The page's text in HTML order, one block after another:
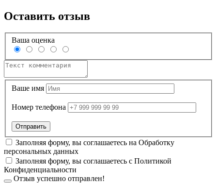
Оставить отзыв
Ваша оценка
Ваше имя
Номер телефона
Заполняя форму, вы соглашаетесь на Обработку
персональных данных
Заполняя форму, вы соглашаетесь с Политикой
Конфиденциальности
Отзыв успешно отправлен!